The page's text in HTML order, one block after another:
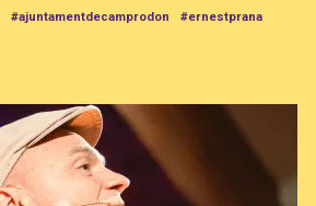
#ajuntamentdecamprodon #ernestprana